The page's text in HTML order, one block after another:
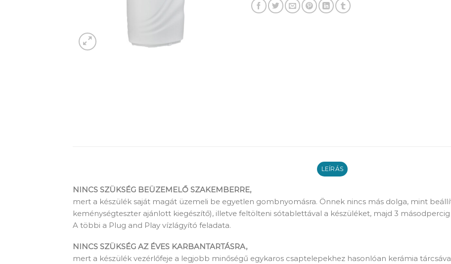
LEÍRÁS
NINCS SZÜKSÉG BEÜZEMELŐ SZAKEMBERRE,
mert a készülék saját magát üzemeli be egyetlen gombnyomásra. Önnek nincs más dolga, mint
keménységteszter ajánlott kiegészítő), illetve feltölteni sótablettával a készüléket, majd 3
A többi a Plug and Play vízlágyító feladata.
NINCS SZÜKSÉG AZ ÉVES KARBANTARTÁSRA,
mert a készülék vezérlőfeje a legjobb minőségű egykaros csaptelepekhez hasonlóan kerámia